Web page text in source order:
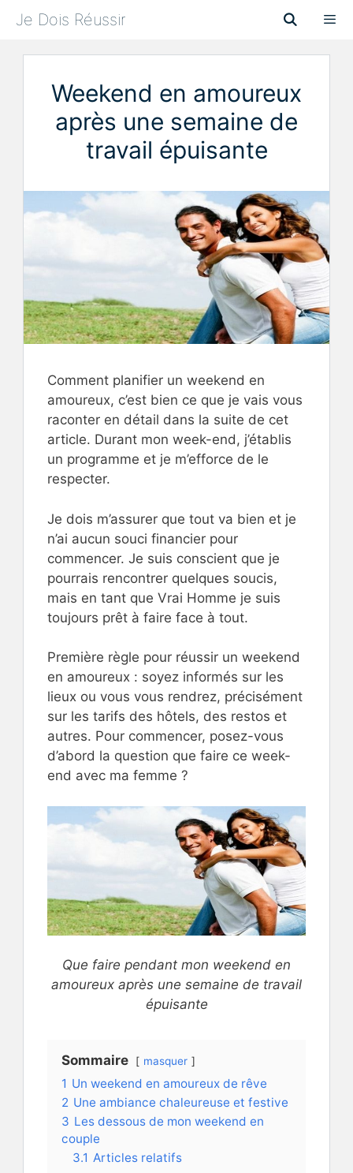
Je Dois Réussir
Menu
Weekend en amoureux
après une semaine de
travail épuisante
Comment planifier un weekend en
amoureux, c’est bien ce que je vais vous
raconter en détail dans la suite de cet
article. Durant mon week-end, j’établis
un programme et je m’efforce de le
respecter.
Je dois m’assurer que tout va bien et je
n’ai aucun souci financier pour
commencer. Je suis conscient que je
pourrais rencontrer quelques soucis,
mais en tant que Vrai Homme je suis
toujours prêt à faire face à tout.
Première règle pour réussir un weekend
en amoureux : soyez informés sur les
lieux ou vous vous rendrez, précisément
sur les tarifs des hôtels, des restos et
autres. Pour commencer, posez-vous
d’abord la question que faire ce week-
end avec ma femme ?
Que faire pendant mon weekend en
amoureux après une semaine de travail
épuisante
Sommaire masquer
1 Un weekend en amoureux de rêve
2 Une ambiance chaleureuse et festive
3 Les dessous de mon weekend en
couple
3.1 Articles relatifs